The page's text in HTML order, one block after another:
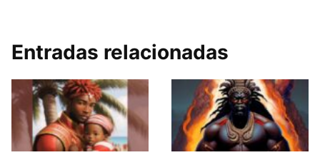
Entradas relacionadas